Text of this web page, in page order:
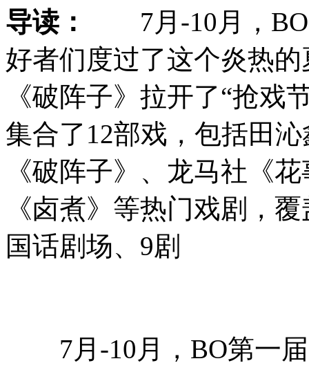
导读：
7月-10月，BO
好者们度过了这个炎热
《破阵子》拉开了“抢戏
集合了12部戏，包括田
《破阵子》、龙马社《
《卤煮》等热门戏剧，
国话剧场、9剧
7月-10月，BO第一届